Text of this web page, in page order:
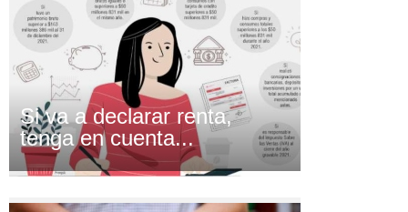
Si va a declarar renta,
tenga en cuenta...